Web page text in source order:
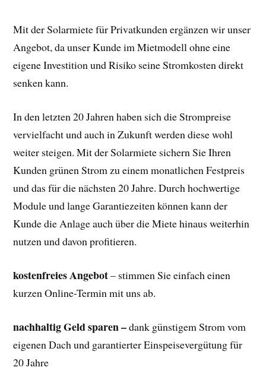
Mit der Solarmiete für Privatkunden ergänzen wir unser
Angebot, da unser Kunde im Mietmodell ohne eine
eigene Investition und Risiko seine Stromkosten direkt
senken kann.
In den letzten 20 Jahren haben sich die Strompreise
vervielfacht und auch in Zukunft werden diese wohl
weiter steigen. Mit der Solarmiete sichern Sie Ihren
Kunden grünen Strom zu einem monatlichen Festpreis
und das für die nächsten 20 Jahre. Durch hochwertige
Module und lange Garantiezeiten können kann der
Kunde die Anlage auch über die Miete hinaus weiterhin
nutzen und davon profitieren.
kostenfreies Angebot– stimmen Sie einfach einen
kurzen Online-Termin mit uns ab.
nachhaltig Geld sparen –dank günstigem Strom vom
eigenen Dach und garantierter Einspeisevergütung für
20 Jahre